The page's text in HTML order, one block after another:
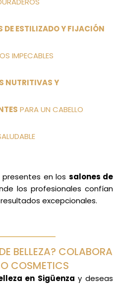
DE ESTILIZADO Y FIJACIÓN
IMPECABLES
NUTRITIVAS Y
PARA UN CABELLO
en los salones de
los profesionales confían
excepcionales.
BELLEZA? COLABORA
COSMETICS
en Sigüenza y deseas